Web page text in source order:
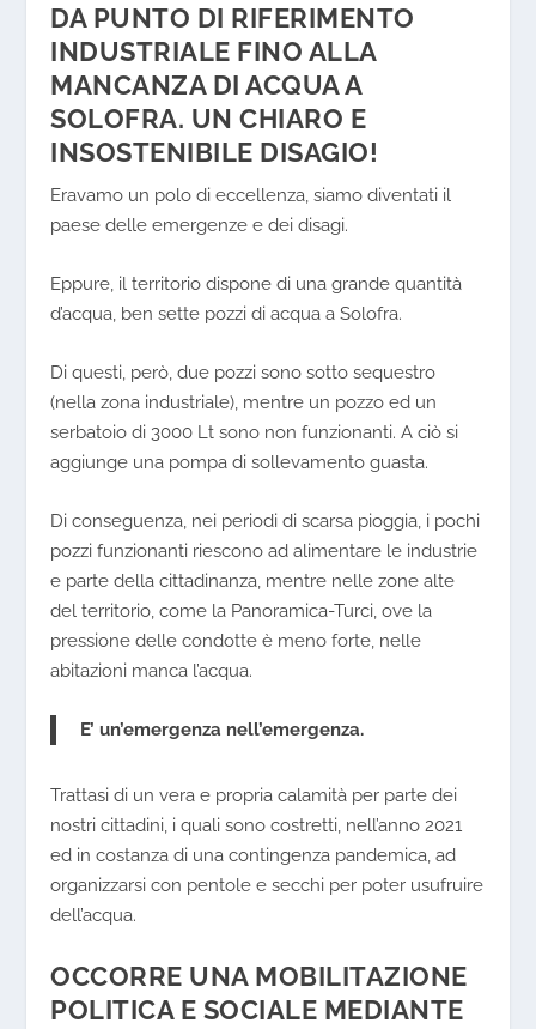
DA PUNTO DI RIFERIMENTO
INDUSTRIALE FINO ALLA
MANCANZA DI ACQUA A
SOLOFRA. UN CHIARO E
INSOSTENIBILE DISAGIO!
Eravamo un polo di eccellenza, siamo diventati il
paese delle emergenze e dei disagi.
Eppure, il territorio dispone di una grande quantità
d’acqua, ben sette pozzi di acqua a Solofra.
Di questi, però, due pozzi sono sotto sequestro
(nella zona industriale), mentre un pozzo ed un
serbatoio di 3000 Lt sono non funzionanti. A ciò si
aggiunge una pompa di sollevamento guasta.
Di conseguenza, nei periodi di scarsa pioggia, i pochi
pozzi funzionanti riescono ad alimentare le industrie
e parte della cittadinanza, mentre nelle zone alte
del territorio, come la Panoramica-Turci, ove la
pressione delle condotte è meno forte, nelle
abitazioni manca l’acqua.
E’ un’emergenza nell’emergenza.
Trattasi di un vera e propria calamità per parte dei
nostri cittadini, i quali sono costretti, nell’anno 2021
ed in costanza di una contingenza pandemica, ad
organizzarsi con pentole e secchi per poter usufruire
dell’acqua.
OCCORRE UNA MOBILITAZIONE
POLITICA E SOCIALE MEDIANTE